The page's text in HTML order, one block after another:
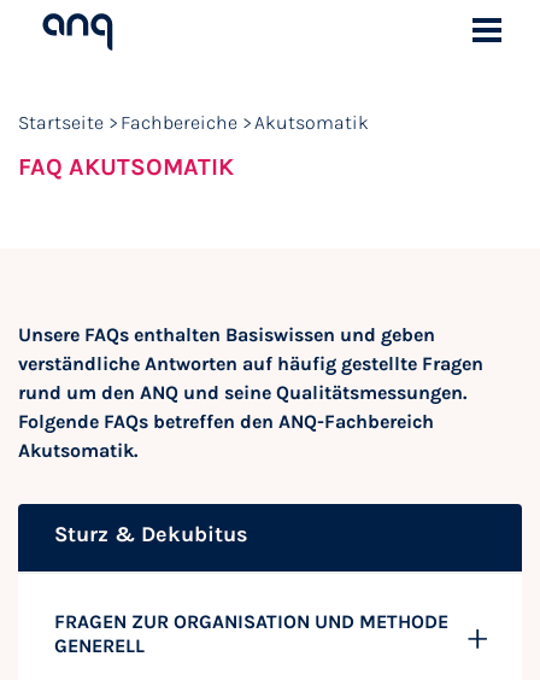
Startseite Fachbereiche Akutsomatik
FAQ AKUTSOMATIK
Unsere FAQs enthalten Basiswissen und geben
verständliche Antworten auf häufig gestellte Fragen
rund um den ANQ und seine Qualitätsmessungen.
Folgende FAQs betreffen den ANQ-Fachbereich
Akutsomatik.
Sturz & Dekubitus
FRAGEN ZUR ORGANISATION UND METHODE
GENERELL